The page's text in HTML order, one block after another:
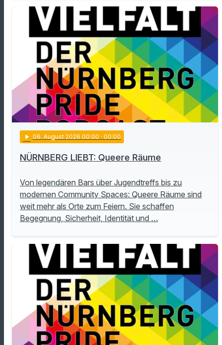
play_arrow 06. August 2026 00:00 · 00:00
NÜRNBERG LIEBT: Queere Räume
Von legendären Bars über Jugendtreffs bis zu
modernen Community Spaces: Queere Räume sind
weit mehr als Orte zum Feiern. Sie schaffen
Begegnung, Sicherheit, Identität und …